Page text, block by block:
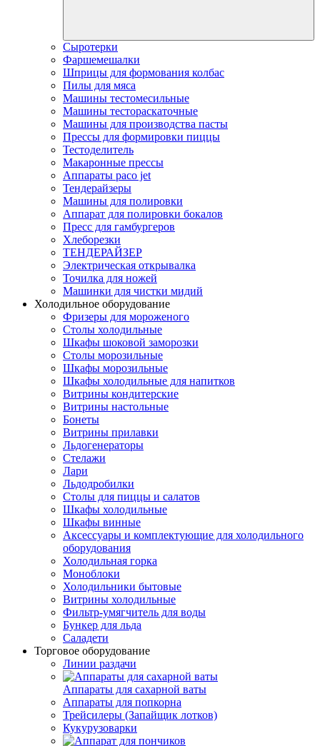
Сыротерки
Фаршемешалки
Шприцы для формования колбас
Пилы для мяса
Машины тестомесильные
Машины тестораскаточные
Машины для производства пасты
Прессы для формировки пиццы
Тестоделитель
Макаронные прессы
Аппараты paco jet
Тендерайзеры
Машины для полировки
Аппарат для полировки бокалов
Пресс для гамбургеров
Хлеборезки
ТЕНДЕРАЙЗЕР
Электрическая открывалка
Точилка для ножей
Машинки для чистки мидий
Холодильное оборудование
Фризеры для мороженого
Столы холодильные
Шкафы шоковой заморозки
Столы морозильные
Шкафы морозильные
Шкафы холодильные для напитков
Витрины кондитерские
Витрины настольные
Бонеты
Витрины прилавки
Льдогенераторы
Стелажи
Лари
Льдодробилки
Столы для пиццы и салатов
Шкафы холодильные
Шкафы винные
Аксессуары и комплектующие для холодильного
оборудования
Холодильная горка
Моноблоки
Холодильники бытовые
Витрины холодильные
Фильтр-умягчитель для воды
Бункер для льда
Саладети
Торговое оборудование
Линии раздачи
Аппараты для сахарной ваты
Аппараты для попкорна
Трейсилеры (Запайщик лотков)
Кукурузоварки